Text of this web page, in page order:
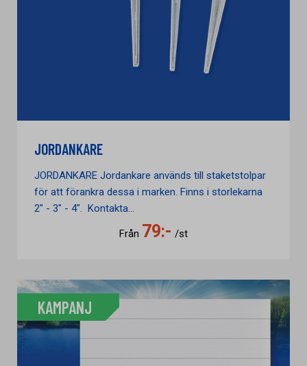
JORDANKARE
JORDANKARE Jordankare används till staketstolpar
för att förankra dessa i marken. Finns i storlekarna
2" - 3" - 4". Kontakta...
Från 79:- /st
KAMPANJ